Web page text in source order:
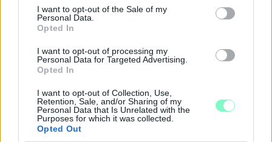
consent section.
I want to opt-out of the Sale of my
Personal Data.
Opted In
I want to opt-out of processing my
Personal Data for Targeted Advertising.
Opted In
I want to opt-out of Collection, Use,
Retention, Sale, and/or Sharing of my
Personal Data that Is Unrelated with the
Purposes for which it was collected.
Opted Out
2020. szeptember. 25. 16:33
Hol van ilyenkor Járai őrnagy, hogy kinyomozza az
összefonódásokat?
AMÍG NEM FOLYIK VÉR, A RENDŐRSÉG
TEHETETLEN A KŐSZEGI HORRORKECSKÉVEL
SZEMBEN
2020. szeptember. 23. 07:15
Az önkormányzat pedig tovább passzolta az ügyet egy másik
városnak.
A KŐSZEGI HORRORKECSKE SZTORIJA MAGA A